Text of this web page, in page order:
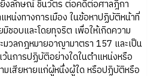
ยิ่งลักษณ์ ชินวัตร ต่อคดีต่อศาลฎีกา
น่งทางการเมือง ในข้อหาปฏิบัติหน้าที่
ชอบและโดยทุจริต เพื่อให้เกิดความ
วลกฎหมายอาญามาตรา 157 และเป็น
นการปฏิบัติอย่างใดในตำแหน่งหรือ
มเสียหายแก่ผู้หนึ่งผู้ใด หรือปฏิบัติหรือ